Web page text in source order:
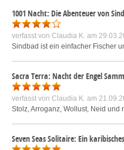
1001 Nacht: Die Abenteuer von
verfasst von Claudia K. am
Sindbad ist ein einfacher Fischer
Sacra Terra: Nacht der Engel
verfasst von Claudia K. am
Stolz, Arroganz, Wollust, Neid
Seven Seas Solitaire: Ein